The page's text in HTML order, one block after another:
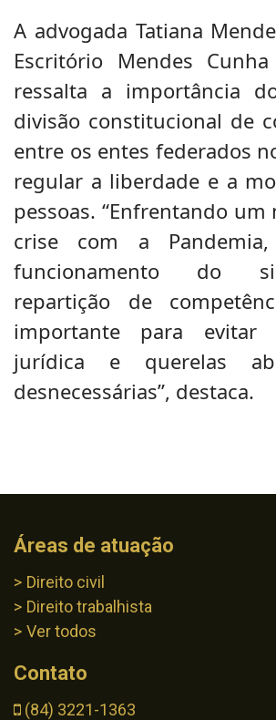
A advogada Tatiana
Escritório Mendes Cunha
ressalta a importância
divisão constitucional de
entre os entes federados
regular a liberdade e a
pessoas. “Enfrentando
crise com a
funcionamento do
repartição de
importante para evitar
jurídica e querelas
desnecessárias”, destaca.
Áreas de atuação
Direito civil
Direito trabalhista
Ver todos
Contato
(84) 3221-1363